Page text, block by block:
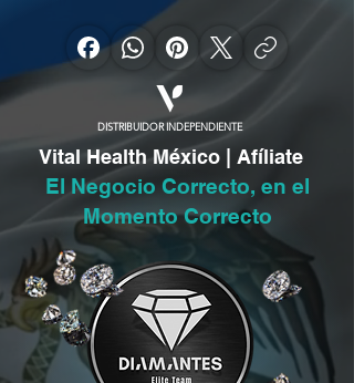
DISTRIBUIDOR INDEPENDIENTE
Vital Health México | Afíliate
El Negocio Correcto, en el
Momento Correcto